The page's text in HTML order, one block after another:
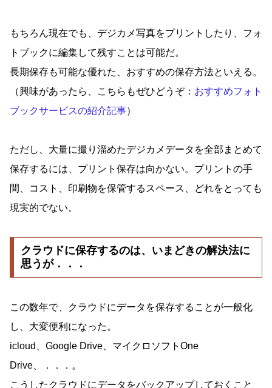
もちろん現在でも、デジカメ写真をプリントしたり、フォ
トブックに編集して残すことは可能だ。
長期保存も可能な優れた、おすすめの保存方法といえる。
（興味があったら、こちらもぜひどうぞ： おすすめフォト
ブックサービスの紹介記事）
ただし、大量に撮り溜めたデジカメデータを全部まとめて
保存するには、プリント保存は向かない。プリントの手
間、コスト、印刷物を保管するスペース、どれをとっても
現実的でない。
クラウドに保存するのは、いまどきの解決法に
思うが．．．
この数年で、クラウドにデータを保存することが一般化
し、大変便利になった。
icloud、Google Drive、マイクロソフトOne
Drive、．．．。
こうしたクラウドにデータをバックアップしておくこと